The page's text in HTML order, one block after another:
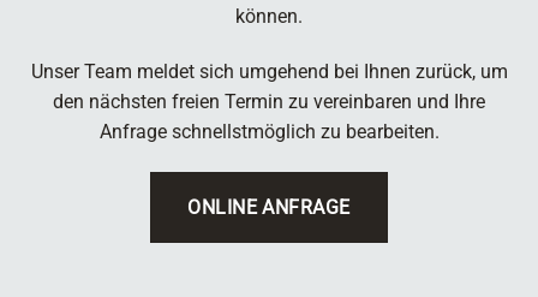
können.
Unser Team meldet sich umgehend bei Ihnen zurück, um
den nächsten freien Termin zu vereinbaren und Ihre
Anfrage schnellstmöglich zu bearbeiten.
ONLINE ANFRAGE